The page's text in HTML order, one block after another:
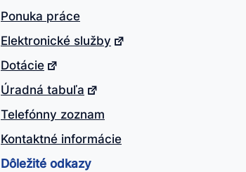
Ponuka práce
Elektronické služby
Dotácie
Úradná tabuľa
Telefónny zoznam
Kontaktné informácie
Dôležité odkazy